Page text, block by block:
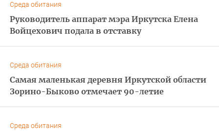
Среда обитания
Руководитель аппарат мэра Иркутска Елена
Войцехович подала в отставку
Среда обитания
Самая маленькая деревня Иркутской области
Зорино-Быково отмечает 90-летие
Среда обитания